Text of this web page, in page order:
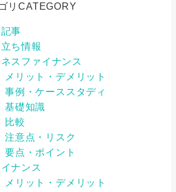
リCATEGORY
事
ち情報
ネスファイナンス
メリット・デメリット
事例・ケーススタディ
基礎知識
比較
注意点・リスク
要点・ポイント
ナンス
メリット・デメリット